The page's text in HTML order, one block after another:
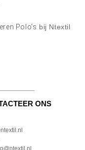
Polo's bij Ntextil
ONS